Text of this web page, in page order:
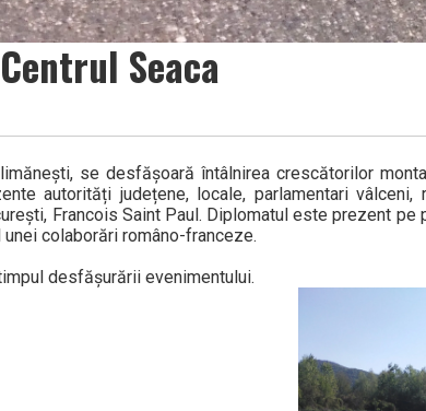
Seaca
se desfășoară întâlnirea crescătorilor
autorități județene, locale, parlamentari vâlceni,
Francois Saint Paul. Diplomatul este prezent pe
colaborări româno-franceze.
desfășurării evenimentului.